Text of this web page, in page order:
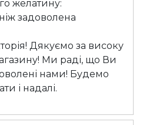
желатину:
задоволена
Дякуємо за високу
Ми раді, що Ви
нами! Будемо
і надалі.